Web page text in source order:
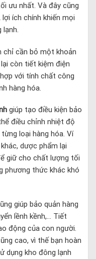
ưu nhất. Và đây cũng
ích chính khiến mọi
lạnh.
chỉ cần bỏ một khoản
còn tiết kiệm điện
với tính chất công
hàng hóa.
giúp tạo điều kiện bảo
điều chỉnh nhiệt độ
loại hàng hóa. Ví
dược phẩm lại
giữ cho chất lượng tối
phương thức khác khó
giúp bảo quản hàng
lềnh kềnh,… Tiết
động của con người.
cao, vì thế bạn hoàn
dụng kho đông lạnh